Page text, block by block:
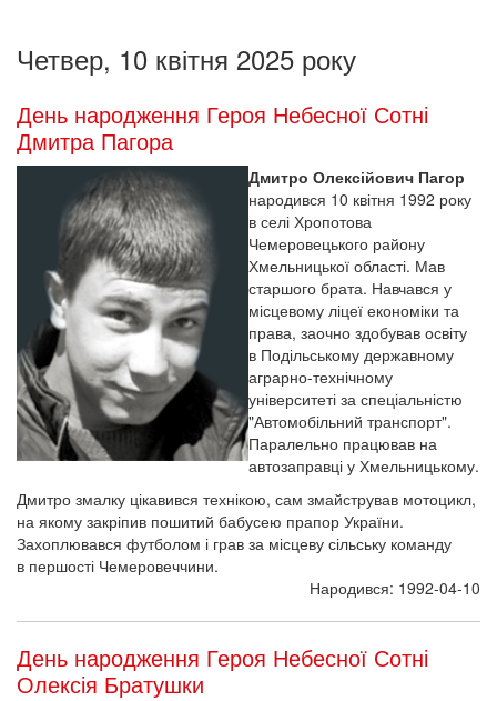
Четвер, 10 квітня 2025 року
День народження Героя Небесної Сотні
Дмитра Пагора
Дмитро Олексійович Пагор
народився 10 квітня 1992 року
в селі Хропотова
Чемеровецького району
Хмельницької області. Мав
старшого брата. Навчався у
місцевому ліцеї економіки та
права, заочно здобував освіту
в Подільському державному
аграрно-технічному
університеті за спеціальністю
"Автомобільний транспорт".
Паралельно працював на
автозаправці у Хмельницькому.
Дмитро змалку цікавився технікою, сам змайстрував мотоцикл,
на якому закріпив пошитий бабусею прапор України.
Захоплювався футболом і грав за місцеву сільську команду
в першості Чемеровеччини.
Народився: 1992-04-10
День народження Героя Небесної Сотні
Олексія Братушки